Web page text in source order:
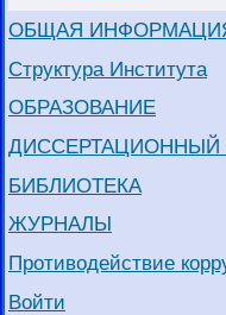
ОБЩАЯ
Структура Института
ОБРАЗОВАНИЕ
ДИССЕРТАЦИОННЫЙ
БИБЛИОТЕКА
ЖУРНАЛЫ
Противодействие
Войти